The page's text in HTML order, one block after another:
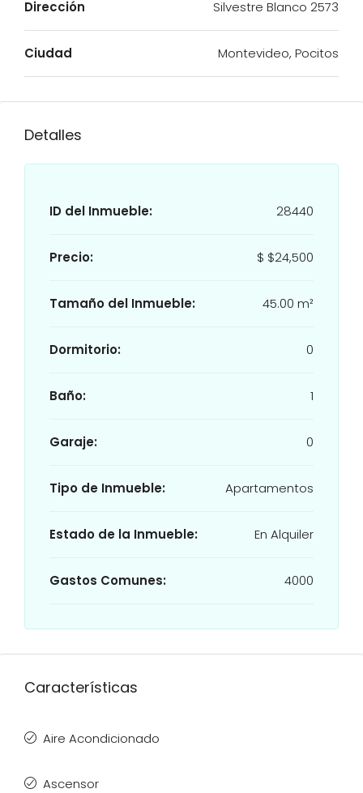
Dirección Silvestre Blanco 2573
Ciudad Montevideo, Pocitos
Detalles
ID del Inmueble: 28440
Precio: $ $24,500
Tamaño del Inmueble: 45.00 m²
Dormitorio: 0
Baño: 1
Garaje: 0
Tipo de Inmueble: Apartamentos
Estado de la Inmueble: En Alquiler
Gastos Comunes: 4000
Características
Aire Acondicionado
Ascensor